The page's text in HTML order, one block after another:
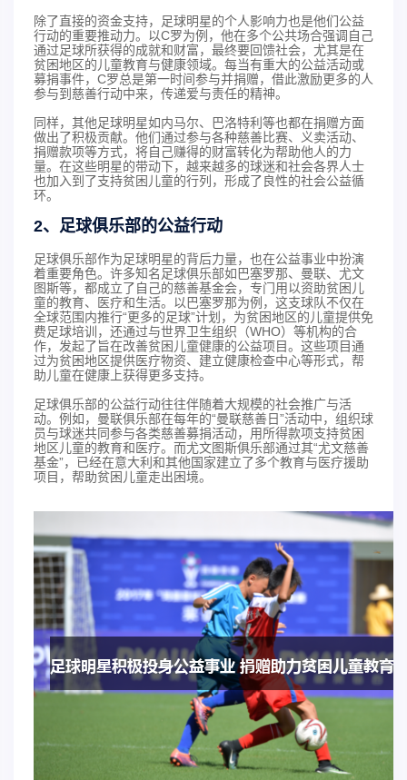
除了直接的资金支持，足球明星的个人影响力也是他们公益
行动的重要推动力。以C罗为例，他在多个公共场合强调自己
通过足球所获得的成就和财富，最终要回馈社会，尤其是在
贫困地区的儿童教育与健康领域。每当有重大的公益活动或
募捐事件，C罗总是第一时间参与并捐赠，借此激励更多的人
参与到慈善行动中来，传递爱与责任的精神。
同样，其他足球明星如内马尔、巴洛特利等也都在捐赠方面
做出了积极贡献。他们通过参与各种慈善比赛、义卖活动、
捐赠款项等方式，将自己赚得的财富转化为帮助他人的力
量。在这些明星的带动下，越来越多的球迷和社会各界人士
也加入到了支持贫困儿童的行列，形成了良性的社会公益循
环。
2、足球俱乐部的公益行动
足球俱乐部作为足球明星的背后力量，也在公益事业中扮演
着重要角色。许多知名足球俱乐部如巴塞罗那、曼联、尤文
图斯等，都成立了自己的慈善基金会，专门用以资助贫困儿
童的教育、医疗和生活。以巴塞罗那为例，这支球队不仅在
全球范围内推行“更多的足球”计划，为贫困地区的儿童提供免
费足球培训，还通过与世界卫生组织（WHO）等机构的合
作，发起了旨在改善贫困儿童健康的公益项目。这些项目通
过为贫困地区提供医疗物资、建立健康检查中心等形式，帮
助儿童在健康上获得更多支持。
足球俱乐部的公益行动往往伴随着大规模的社会推广与活
动。例如，曼联俱乐部在每年的“曼联慈善日”活动中，组织球
员与球迷共同参与各类慈善募捐活动，用所得款项支持贫困
地区儿童的教育和医疗。而尤文图斯俱乐部通过其“尤文慈善
基金”，已经在意大利和其他国家建立了多个教育与医疗援助
项目，帮助贫困儿童走出困境。